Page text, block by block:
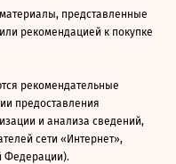
представленные
рекомендацией к покупке
рекомендательные
предоставления
и анализа сведений,
сети «Интернет»,
Федерации).